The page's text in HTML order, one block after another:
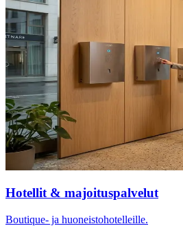
Hotellit & majoituspalvelut
Boutique- ja huoneistohotelleille.